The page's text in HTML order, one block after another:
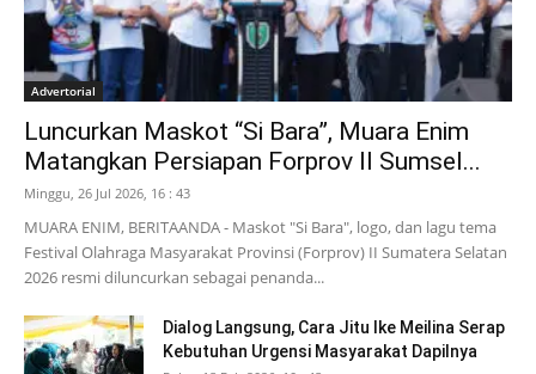
Advertorial
Luncurkan Maskot “Si Bara”, Muara Enim
Matangkan Persiapan Forprov II Sumsel...
Minggu, 26 Jul 2026, 16 : 43
MUARA ENIM, BERITAANDA - Maskot "Si Bara", logo, dan lagu tema
Festival Olahraga Masyarakat Provinsi (Forprov) II Sumatera Selatan
2026 resmi diluncurkan sebagai penanda...
Dialog Langsung, Cara Jitu Ike Meilina Serap
Kebutuhan Urgensi Masyarakat Dapilnya